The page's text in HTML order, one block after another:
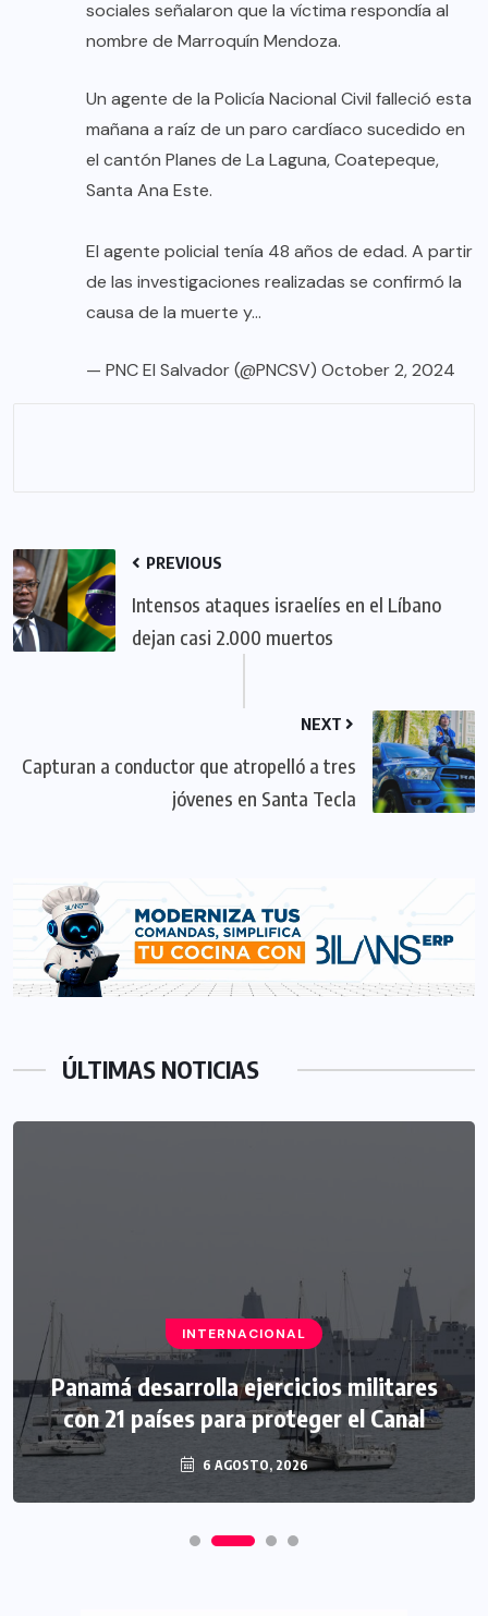
sociales señalaron que la víctima respondía al
nombre de Marroquín Mendoza.
Un agente de la Policía Nacional Civil falleció esta
mañana a raíz de un paro cardíaco sucedido en
el cantón Planes de La Laguna, Coatepeque,
Santa Ana Este.
El agente policial tenía 48 años de edad. A partir
de las investigaciones realizadas se confirmó la
causa de la muerte y…
— PNC El Salvador (@PNCSV) October 2, 2024
PREVIOUS
Intensos ataques israelíes en el Líbano
dejan casi 2.000 muertos
NEXT
Capturan a conductor que atropelló a tres
jóvenes en Santa Tecla
ÚLTIMAS NOTICIAS
INTERNACIONAL
Panamá desarrolla ejercicios militares
con 21 países para proteger el Canal
6 AGOSTO, 2026